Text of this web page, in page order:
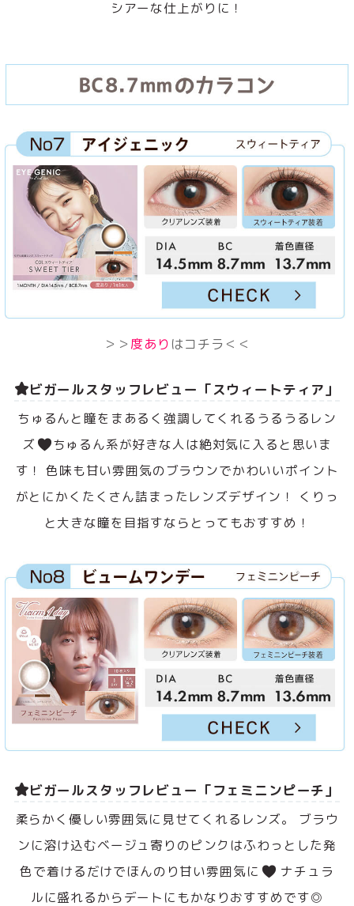
シアーな仕上がりに！
＞＞ 度あり はコチラ＜＜
ビガールスタッフレビュー「スウィートティア」
ちゅるんと瞳をまあるく強調してくれるうるうるレン
ズ
ちゅるん系が好きな人は絶対気に入ると思いま
す！ 色味も甘い雰囲気のブラウンでかわいいポイント
がとにかくたくさん詰まったレンズデザイン！ くりっ
と大きな瞳を目指すならとってもおすすめ！
ビガールスタッフレビュー「フェミニンピーチ」
柔らかく優しい雰囲気に見せてくれるレンズ。 ブラウ
ンに溶け込むベージュ寄りのピンクはふわっとした発
色で着けるだけでほんのり甘い雰囲気に
ナチュラ
ルに盛れるからデートにもかなりおすすめです◎